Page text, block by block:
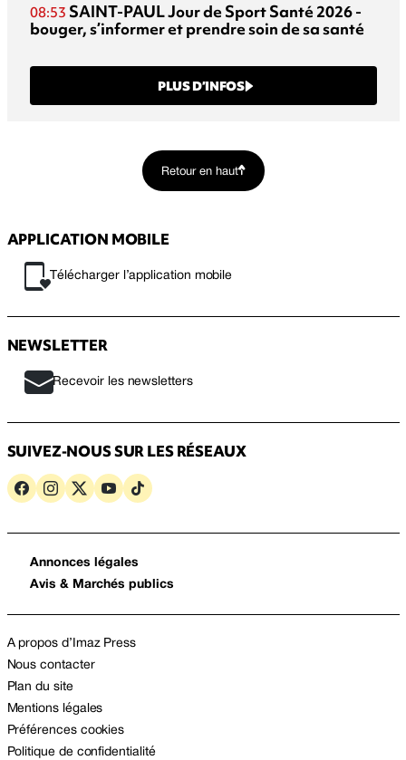
08:53 SAINT-PAULJour de Sport Santé 2026 -
bouger, s’informer et prendre soin de sa santé
PLUS D’INFOS
Retour en haut
APPLICATION MOBILE
Télécharger l’application mobile
NEWSLETTER
Recevoir les newsletters
SUIVEZ-NOUS SUR LES RÉSEAUX
Annonces légales
Avis & Marchés publics
A propos d’Imaz Press
Nous contacter
Plan du site
Mentions légales
Préférences cookies
Politique de confidentialité